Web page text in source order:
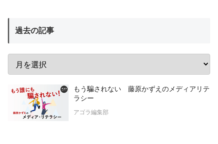
過去の記事
もう騙されない 藤原かずえのメディアリテ
ラシー
アゴラ編集部